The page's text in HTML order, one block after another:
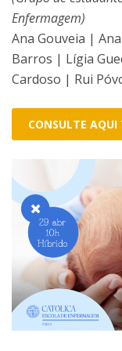
Enfermagem)
Ana Gouveia |
Barros | Lígia
Cardoso | Rui
CONSULTE AQUI